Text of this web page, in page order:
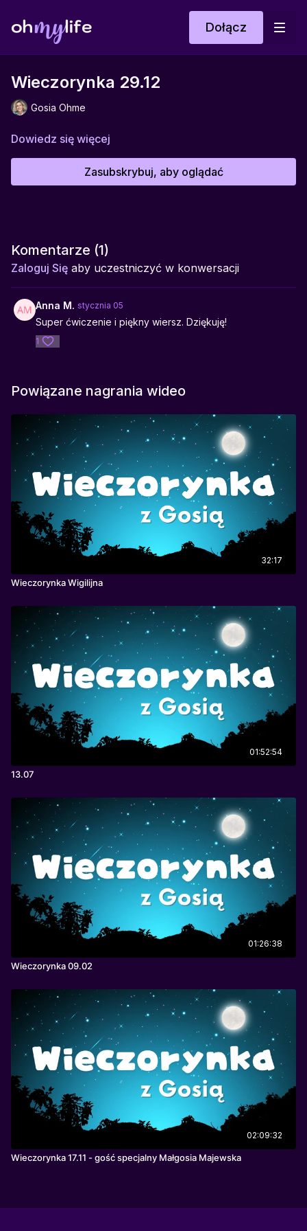
Dołącz
Wieczorynka 29.12
Gosia Ohme
Dowiedz się więcej
Zasubskrybuj, aby oglądać
Komentarze (1)
Zaloguj Się aby uczestniczyć w konwersacji
Anna M. stycznia 05
Super ćwiczenie i piękny wiersz. Dziękuję!
1
Powiązane nagrania wideo
32:17
Wieczorynka Wigilijna
01:52:54
13.07
01:26:38
Wieczorynka 09.02
02:09:32
Wieczorynka 17.11 - gość specjalny Małgosia Majewska